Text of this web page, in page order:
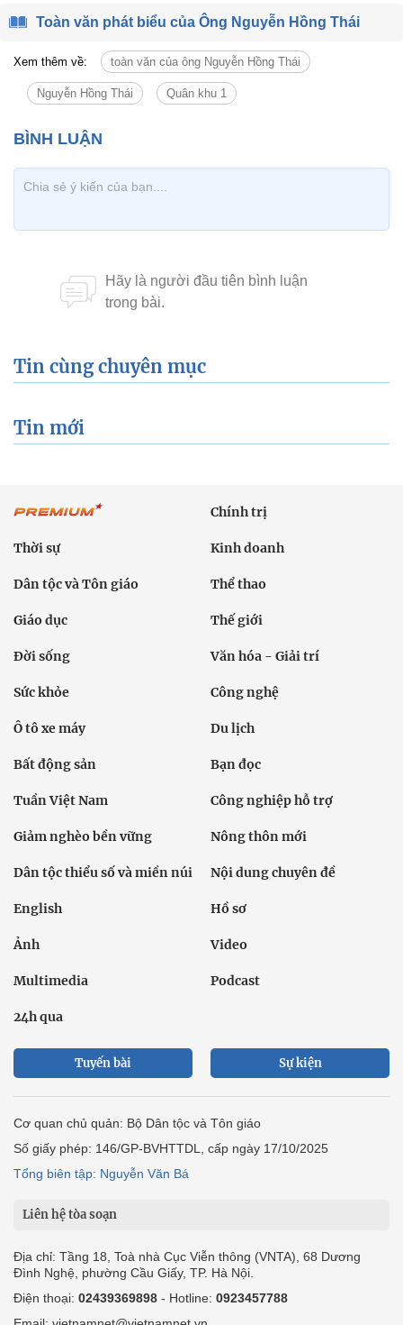
Toàn văn phát biểu của Ông Nguyễn Hồng Thái
Xem thêm về: toàn văn của ông Nguyễn Hồng Thái
Nguyễn Hồng Thái Quân khu 1
Tin cùng chuyên mục
Tin mới
Chính trị
Thời sự Kinh doanh
Dân tộc và Tôn giáo Thể thao
Giáo dục Thế giới
Đời sống Văn hóa - Giải trí
Sức khỏe Công nghệ
Ô tô xe máy Du lịch
Bất động sản Bạn đọc
Tuần Việt Nam Công nghiệp hỗ trợ
Giảm nghèo bền vững Nông thôn mới
Dân tộc thiểu số và miền núi Nội dung chuyên đề
English Hồ sơ
Ảnh Video
Multimedia Podcast
24h qua
Tuyến bài Sự kiện
Cơ quan chủ quản: Bộ Dân tộc và Tôn giáo
Số giấy phép: 146/GP-BVHTTDL, cấp ngày 17/10/2025
Tổng biên tập: Nguyễn Văn Bá
Liên hệ tòa soạn
Địa chỉ: Tầng 18, Toà nhà Cục Viễn thông (VNTA), 68 Dương
Đình Nghệ, phường Cầu Giấy, TP. Hà Nội.
Điện thoại: 02439369898 - Hotline: 0923457788